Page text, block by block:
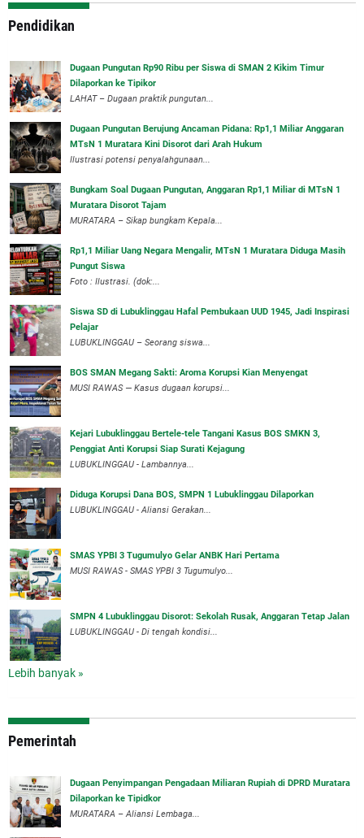
Pendidikan
Dugaan Pungutan Rp90 Ribu per Siswa di SMAN 2 Kikim Timur
Dilaporkan ke Tipikor
LAHAT – Dugaan praktik pungutan...
Dugaan Pungutan Berujung Ancaman Pidana: Rp1,1 Miliar Anggaran
MTsN 1 Muratara Kini Disorot dari Arah Hukum
Ilustrasi potensi penyalahgunaan...
Bungkam Soal Dugaan Pungutan, Anggaran Rp1,1 Miliar di MTsN 1
Muratara Disorot Tajam
‎MURATARA – Sikap bungkam Kepala...
‎Rp1,1 Miliar Uang Negara Mengalir, MTsN 1 Muratara Diduga Masih
Pungut Siswa
Foto : Ilustrasi. (dok:...
Siswa SD di Lubuklinggau Hafal Pembukaan UUD 1945, Jadi Inspirasi
Pelajar
LUBUKLINGGAU – Seorang siswa...
BOS SMAN Megang Sakti: Aroma Korupsi Kian Menyengat
MUSI RAWAS — Kasus dugaan korupsi...
Kejari Lubuklinggau Bertele-tele Tangani Kasus BOS SMKN 3,
Penggiat Anti Korupsi Siap Surati Kejagung
LUBUKLINGGAU - Lambannya...
Diduga Korupsi Dana BOS, SMPN 1 Lubuklinggau Dilaporkan
LUBUKLINGGAU - Aliansi Gerakan...
SMAS YPBI 3 Tugumulyo Gelar ANBK Hari Pertama
MUSI RAWAS - SMAS YPBI 3 Tugumulyo...
SMPN 4 Lubuklinggau Disorot: Sekolah Rusak, Anggaran Tetap Jalan
LUBUKLINGGAU - Di tengah kondisi...
Lebih banyak »
Pemerintah
‎Dugaan Penyimpangan Pengadaan Miliaran Rupiah di DPRD Muratara
Dilaporkan ke Tipidkor
‎MURATARA – Aliansi Lembaga...